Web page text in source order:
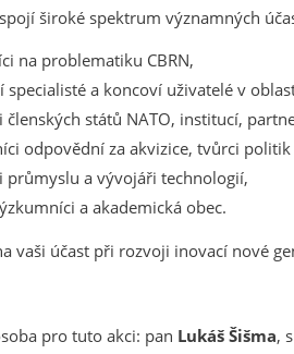
široké spektrum významných
na problematiku CBRN,
specialisté a koncoví uživatelé v
členských států NATO, institucí,
odpovědní za akvizice, tvůrci
průmyslu a vývojáři technologií,
a akademická obec.
vaši účast při rozvoji inovací nové
pro tuto akci: pan Lukáš Šišma,